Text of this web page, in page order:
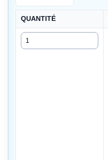
QUANTITÉ
Quantité